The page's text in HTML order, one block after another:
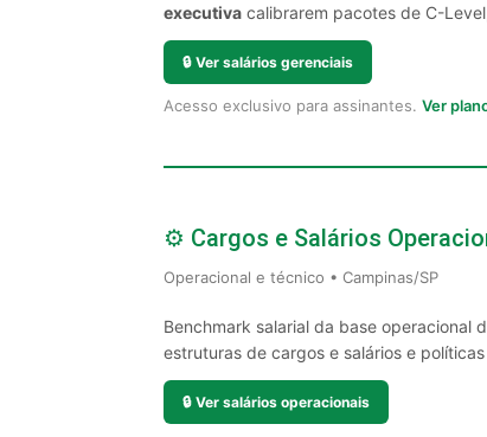
executiva calibrarem pacotes de C-
🔒 Ver salários gerenciais
Acesso exclusivo para assinantes. Ver
⚙️ Cargos e Salários
Operacional e técnico • Campinas/SP
Benchmark salarial da base operacional
estruturas de cargos e salários e
🔒 Ver salários operacionais